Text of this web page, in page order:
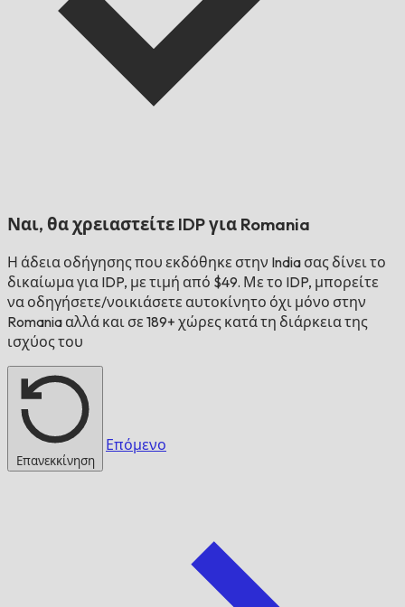
Ναι, θα χρειαστείτε IDP για Romania
Η άδεια οδήγησης που εκδόθηκε στην India σας δίνει το
δικαίωμα για IDP, με τιμή από $49. Με το IDP, μπορείτε
να οδηγήσετε/νοικιάσετε αυτοκίνητο όχι μόνο στην
Romania αλλά και σε 189+ χώρες κατά τη διάρκεια της
ισχύος του
Επανεκκίνηση
Επόμενο